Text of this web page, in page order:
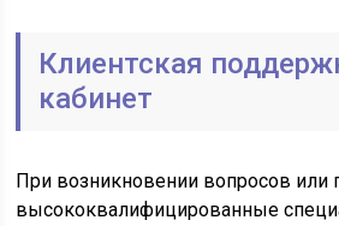
Клиентская
кабинет
При возникновении вопросов или
высококвалифицированные